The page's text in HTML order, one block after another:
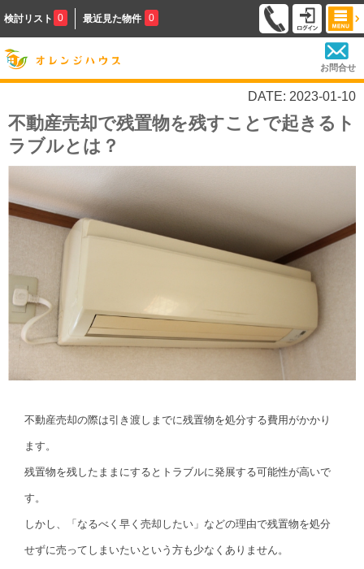
検討リスト 0 最近見た物件 0
お問合せ
DATE: 2023-01-10
不動産売却で残置物を残すことで起きるト
ラブルとは？
不動産売却の際は引き渡しまでに残置物を処分する費用がかかり
ます。
残置物を残したままにするとトラブルに発展する可能性が高いで
す。
しかし、「なるべく早く売却したい」などの理由で残置物を処分
せずに売ってしまいたいという方も少なくありません。